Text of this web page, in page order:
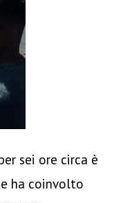
sei ore circa è
ha coinvolto